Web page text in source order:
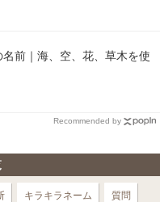
前｜海、空、花、草木を使
Recommended by
キラキラネーム 質問